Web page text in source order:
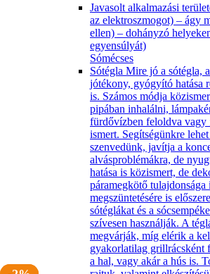
Javasolt alkalmazási
az elektroszmogot) – ágy
ellen) – dohányzó
egyensúlyát)
Sómécses
Sótégla Mire jó a sótégla,
jótékony, gyógyító hatása
is. Számos módja
pipában inhalálni,
fürdővízben feloldva vagy
ismert. Segítségünkre
szenvedünk, javítja a
alvásproblémákra, de
hatása is közismert, de
páramegkötő tulajdonsága
megszüntetésére is
sótéglákat és a
szívesen használják. A
megvárják, míg elérik a
gyakorlatilag grillrácsként
a hal, vagy akár a hús is.